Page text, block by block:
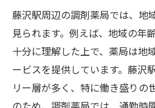
藤沢駅周辺の調剤薬局では、地
見られます。例えば、地域の年
十分に理解した上で、薬局は地
ービスを提供しています。藤沢
リー層が多く、特に働き盛りの